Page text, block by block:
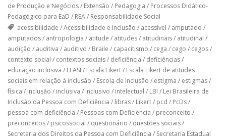
de Produção e Negócios/ Extensão / Pedagogia / Processos Didático-
Pedagógico para EaD / REA/ Responsabilidade Social
acessibilidade /Acessibilidade e Inclusão / acessível / amputado /
amputados/ antropologia / atitude / atitudes/ atitudinais/ atitudinal /
audição / auditiva / auditivo / Braile / capacitismo / cega / cego / cegos/
contexto social / contextos sociais/ deficiência / deficiências/
educação inclusiva / ELASI / Escala Likert/ Escala Likert de atitudes
sociais em relação à inclusão / Escola de Inclusão / estigma / estigmas/
física / inclusão / inclusiva / inclusivo / intelectual / LBI / Lei Brasileira de
Inclusão da Pessoa com Deficiência / libras/ Likert/ pcd / PcDs/
pessoa com deficiência / Pessoas com Deficiência / preconceito /
preconceitos/ psicossocial / questionário / questões sociais/
Secretaria dos Direitos da Pessoa com Deficiência / Secretaria Estadual